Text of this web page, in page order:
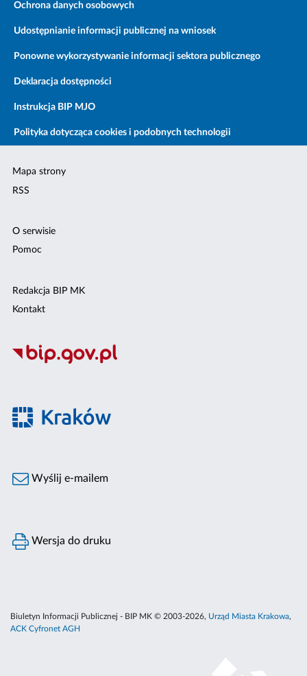
Ochrona danych osobowych
Udostępnianie informacji publicznej na wniosek
Ponowne wykorzystywanie informacji sektora publicznego
Deklaracja dostępności
Instrukcja BIP MJO
Polityka dotycząca cookies i podobnych technologii
Mapa strony
RSS
O serwisie
Pomoc
Redakcja BIP MK
Kontakt
Wyślij e-mailem
Wersja do druku
Biuletyn Informacji Publicznej - BIP MK © 2003-2026, Urząd Miasta Krakowa,
ACK Cyfronet AGH